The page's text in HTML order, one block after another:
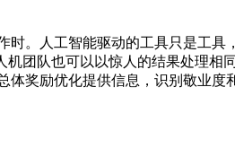
。人工智能驱动的工具只是工
团队也可以以惊人的结果处理相
奖励优化提供信息，识别敬业